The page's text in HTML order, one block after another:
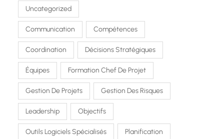
Uncategorized
Communication Compétences
Coordination Décisions Stratégiques
Équipes Formation Chef De Projet
Gestion De Projets Gestion Des Risques
Leadership Objectifs
Outils Logiciels Spécialisés Planification